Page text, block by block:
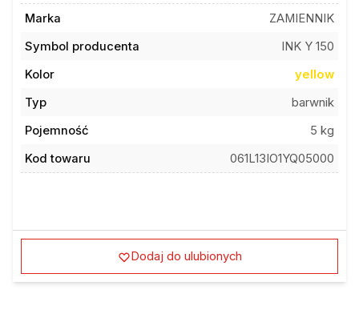
Marka
ZAMIENNIK
Symbol producenta
INK Y 150
Kolor
yellow
Typ
barwnik
Pojemność
5 kg
Kod towaru
061L13IO1YQ05000
Dodaj do ulubionych